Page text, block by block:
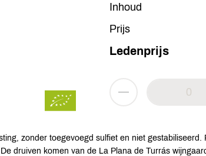
Inhoud
Prijs
Ledenprijs
zonder toegevoegd sulfiet en niet gestabiliseerd.
druiven komen van de La Plana de Turrás